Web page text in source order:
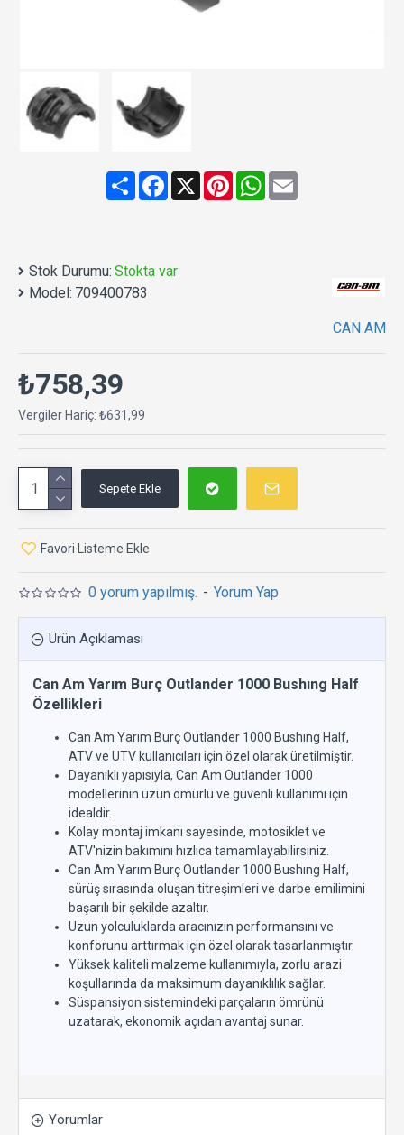
ShareFacebook
X PinterestWhatsApp
Email
Stok Durumu: Stokta var
Model: 709400783
CAN AM
0 yorum yapılmış. - Yorum Yap
₺758,39
Vergiler Hariç: ₺631,99
Sepete Ekle
Favori Listeme Ekle
Ürün Açıklaması
Can Am Yarım Burç Outlander 1000 Bushıng Half
Özellikleri
Can Am Yarım Burç Outlander 1000 Bushıng Half,
ATV ve UTV kullanıcıları için özel olarak üretilmiştir.
Dayanıklı yapısıyla, Can Am Outlander 1000
modellerinin uzun ömürlü ve güvenli kullanımı için
idealdir.
Kolay montaj imkanı sayesinde, motosiklet ve
ATV'nizin bakımını hızlıca tamamlayabilirsiniz.
Can Am Yarım Burç Outlander 1000 Bushıng Half,
sürüş sırasında oluşan titreşimleri ve darbe emilimini
başarılı bir şekilde azaltır.
Uzun yolculuklarda aracınızın performansını ve
konforunu arttırmak için özel olarak tasarlanmıştır.
Yüksek kaliteli malzeme kullanımıyla, zorlu arazi
koşullarında da maksimum dayanıklılık sağlar.
Süspansiyon sistemindeki parçaların ömrünü
uzatarak, ekonomik açıdan avantaj sunar.
Yorumlar